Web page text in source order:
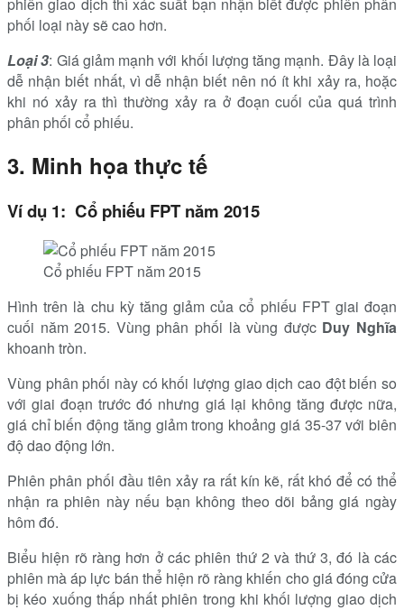
phối loại này sẽ cao hơn.
Loại 3: Giá giảm mạnh với khối lượng tăng mạnh. Đây là loại
dễ nhận biết nhất, vì dễ nhận biết nên nó ít khi xảy ra, hoặc
khi nó xảy ra thì thường xảy ra ở đoạn cuối của quá trình
phân phối cổ phiếu.
3. Minh họa thực tế
Ví dụ 1: Cổ phiếu FPT năm 2015
Cổ phiếu FPT năm 2015
Hình trên là chu kỳ tăng giảm của cổ phiếu FPT giai đoạn
cuối năm 2015. Vùng phân phối là vùng được Duy Nghĩa
khoanh tròn.
Vùng phân phối này có khối lượng giao dịch cao đột biến so
với giai đoạn trước đó nhưng giá lại không tăng được nữa,
giá chỉ biến động tăng giảm trong khoảng giá 35-37 với biên
độ dao động lớn.
Phiên phân phối đầu tiên xảy ra rất kín kẽ, rất khó để có thể
nhận ra phiên này nếu bạn không theo dõi bảng giá ngày
hôm đó.
Biểu hiện rõ ràng hơn ở các phiên thứ 2 và thứ 3, đó là các
phiên mà áp lực bán thể hiện rõ ràng khiến cho giá đóng cửa
bị kéo xuống thấp nhất phiên trong khi khối lượng giao dịch